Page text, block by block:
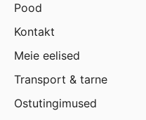
Pood
Kontakt
Meie eelised
Transport & tarne
Ostutingimused